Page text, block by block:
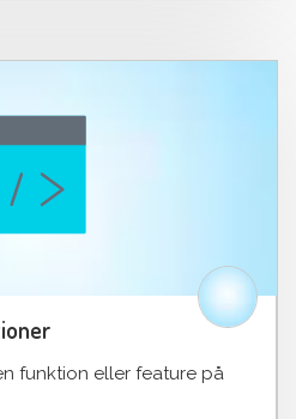
funktion eller feature på